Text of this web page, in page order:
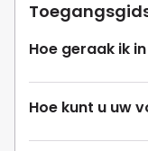
Hoe geraak ik
Hoe kunt u uw